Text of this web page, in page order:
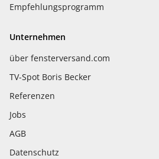
Empfehlungsprogramm
Unternehmen
über fensterversand.com
TV-Spot Boris Becker
Referenzen
Jobs
AGB
Datenschutz